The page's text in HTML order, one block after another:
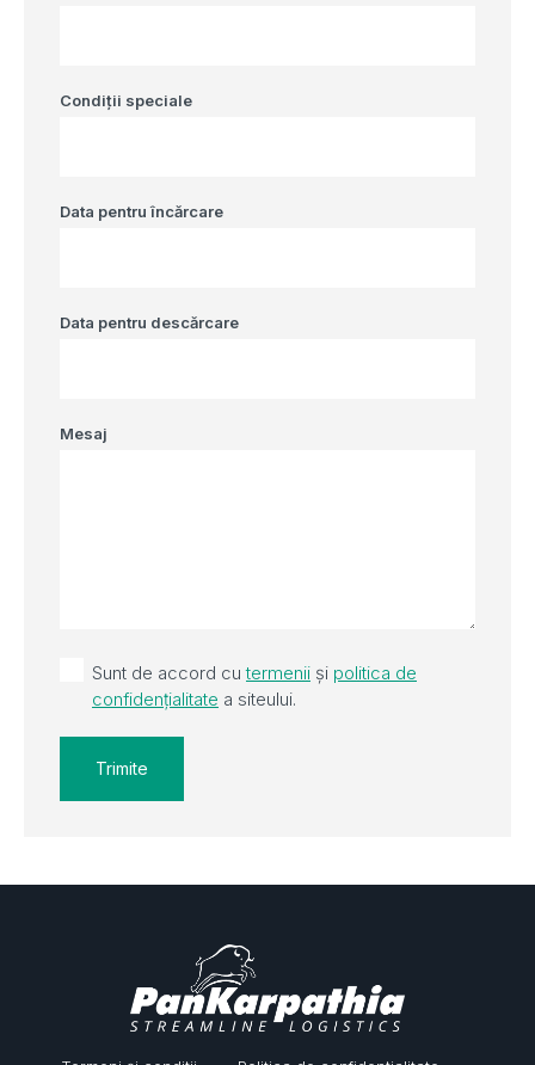
Condiții speciale
Data pentru încărcare
Data pentru descărcare
Mesaj
Sunt de accord cutermenii și politica de
confidențialitate a siteului.